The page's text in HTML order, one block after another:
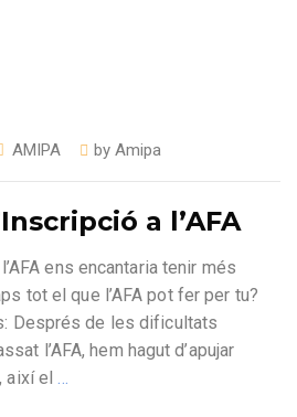
AMIPA by Amipa
a l’AFA
ens encantaria tenir més
tot el que l’AFA pot fer per tu?
Després de les dificultats
l’AFA, hem hagut d’apujar
així el…